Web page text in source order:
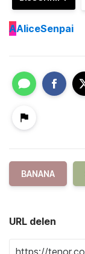
AAliceSenpai
BANANA
URL delen